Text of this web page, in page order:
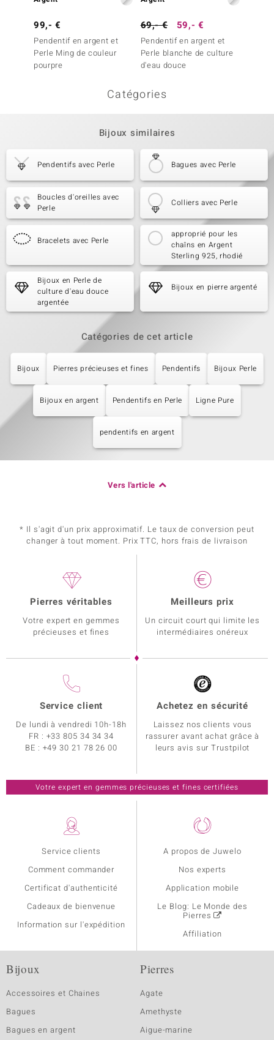
99,- €
Pendentif en argent et
Perle Ming de couleur
pourpre
69,- € 59,- €
Pendentif en argent et
Perle blanche de culture
d'eau douce
Catégories
Bijoux similaires
Pendentifs avec Perle Bagues avec Perle
Boucles d'oreilles avec
Perle
Colliers avec Perle
Bracelets avec Perle
approprié pour les
chaîns en Argent
Sterling 925, rhodié
Bijoux en Perle de
culture d'eau douce
argentée
Bijoux en pierre argenté
Catégories de cet article
Bijoux Pierres précieuses et fines Pendentifs Bijoux Perle
Bijoux en argent Pendentifs en Perle Ligne Pure
pendentifs en argent
Vers l'article
* Il s'agit d'un prix approximatif. Le taux de conversion peut
changer à tout moment. Prix TTC, hors frais de livraison
Service clients
Comment commander
Certificat d'authenticité
Cadeaux de bienvenue
Information sur l'expédition
A propos de Juwelo
Nos experts
Application mobile
Le Blog: Le Monde des
Pierres
Affiliation
Pierres véritables
Votre expert en gemmes
précieuses et fines
Meilleurs prix
Un circuit court qui limite les
intermédiaires onéreux
Service client
De lundi à vendredi 10h-18h
FR : +33 805 34 34 34
BE : +49 30 21 78 26 00
Achetez en sécurité
Laissez nos clients vous
rassurer avant achat grâce à
leurs avis sur Trustpilot
Votre expert en gemmes précieuses et fines certifiées
Bijoux
Accessoires et Chaines
Bagues
Bagues en argent
Pierres
Agate
Amethyste
Aigue-marine